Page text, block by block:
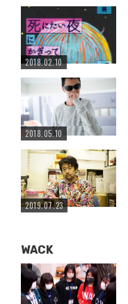
2018.02.10
2018.05.10
2019.07.23
WACK